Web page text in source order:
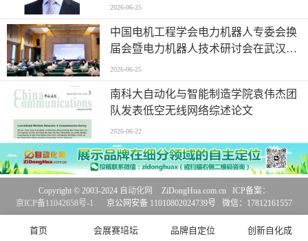
2026-06-25
中国电机工程学会电力机器人专委会换
届会暨电力机器人技术研讨会在武汉举
行
2026-06-25
南科大自动化与智能制造学院袁伟杰团
队发表低空无线网络综述论文
2026-06-22
首页 会展赛培坛 品牌自定位 创新自化成
Copyright © 2003-2024 自动化网
ZiDongHua.com.cn ICP备案：
京ICP备11042658号-1
京公网安备 11010802024739号 微信：17812161557